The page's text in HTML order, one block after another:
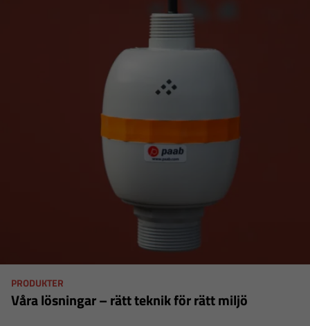
PRODUKTER
Våra lösningar – rätt teknik för rätt miljö